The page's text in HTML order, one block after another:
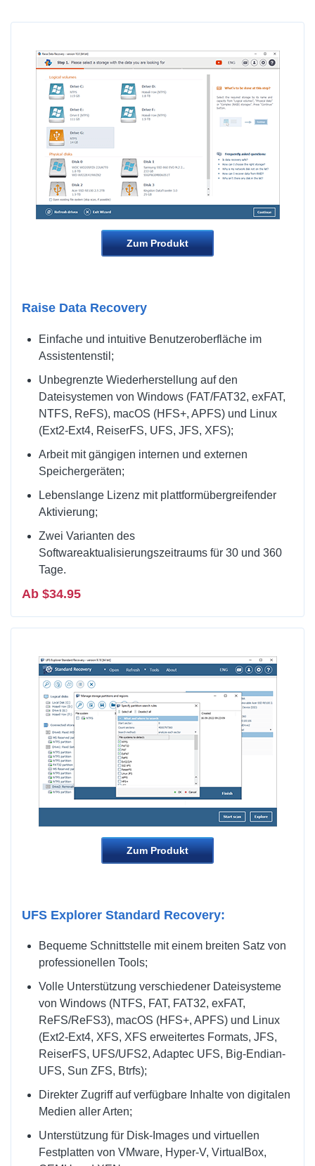
Zum Produkt
Raise Data Recovery
Einfache und intuitive Benutzeroberfläche im
Assistentenstil;
Unbegrenzte Wiederherstellung auf den
Dateisystemen von Windows (FAT/FAT32, exFAT,
NTFS, ReFS), macOS (HFS+, APFS) und Linux
(Ext2-Ext4, ReiserFS, UFS, JFS, XFS);
Arbeit mit gängigen internen und externen
Speichergeräten;
Lebenslange Lizenz mit plattformübergreifender
Aktivierung;
Zwei Varianten des
Softwareaktualisierungszeitraums für 30 und 360
Tage.
Ab $34.95
Zum Produkt
UFS Explorer Standard Recovery:
Bequeme Schnittstelle mit einem breiten Satz von
professionellen Tools;
Volle Unterstützung verschiedener Dateisysteme
von Windows (NTFS, FAT, FAT32, exFAT,
ReFS/ReFS3), macOS (HFS+, APFS) und Linux
(Ext2-Ext4, XFS, XFS erweitertes Formats, JFS,
ReiserFS, UFS/UFS2, Adaptec UFS, Big-Endian-
UFS, Sun ZFS, Btrfs);
Direkter Zugriff auf verfügbare Inhalte von digitalen
Medien aller Arten;
Unterstützung für Disk-Images und virtuellen
Festplatten von VMware, Hyper-V, VirtualBox,